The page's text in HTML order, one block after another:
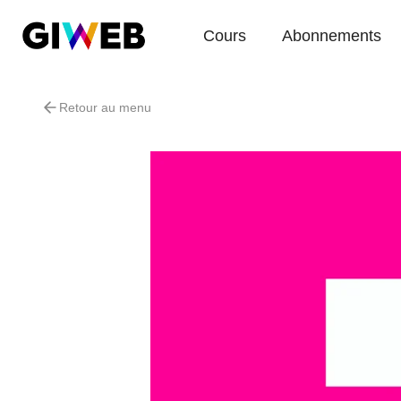
Cours Abonnements
Retour au menu